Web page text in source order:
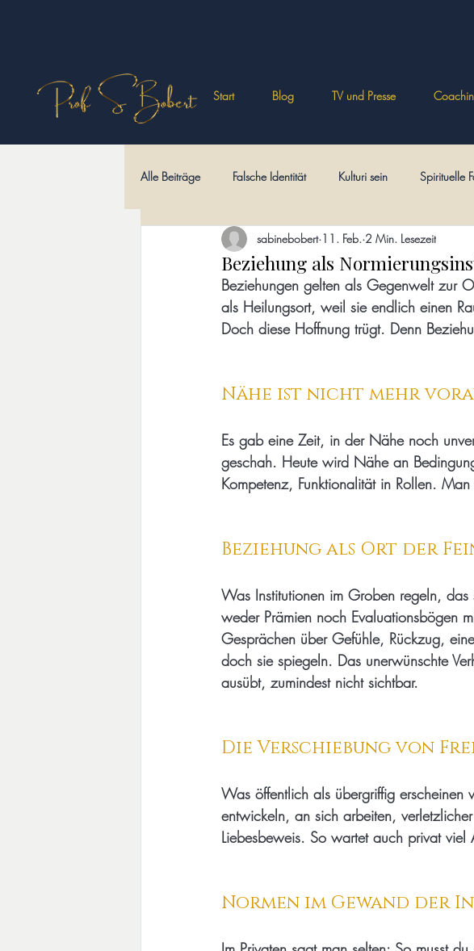
Start Blog TV und Presse
Alle Beiträge Falsche Identität Kulturi sein Spirituelle
Philosophisches Wüstenväter Psychologien
Kulturi-Märchen Sprache und Schrift Theologisches
Beziehung als
sabinebobert 11. Feb. 2 Min. Lesezeit
Beziehungen gelten als Gegenwelt zur
als Heilungsort, weil sie endlich einen
Doch diese Hoffnung trügt. Denn
Nähe ist nicht mehr
Es gab eine Zeit, in der Nähe noch
geschah. Heute wird Nähe an
Kompetenz, Funktionalität in Rollen.
Beziehung als Ort der
Was Institutionen im Groben regeln,
weder Prämien noch Evaluationsbögen
Gesprächen über Gefühle, Rückzug,
doch sie spiegeln. Das unerwünschte
ausübt, zumindest nicht sichtbar.
Die Verschiebung von
Was öffentlich als übergriffig
entwickeln, an sich arbeiten,
Liebesbeweis. So wartet auch privat viel
Normen im Gewand der